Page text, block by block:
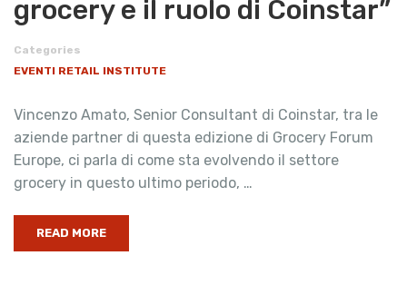
grocery e il ruolo di Coinstar”
Categories
EVENTI RETAIL INSTITUTE
Vincenzo Amato, Senior Consultant di Coinstar, tra le
aziende partner di questa edizione di Grocery Forum
Europe, ci parla di come sta evolvendo il settore
grocery in questo ultimo periodo, …
READ MORE